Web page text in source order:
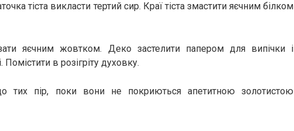
тіста викласти тертий сир. Краї тіста змастити яєчним білком
яєчним жовтком. Деко застелити папером для випічки і
Помістити в розігріту духовку.
до тих пір, поки вони не покриються апетитною золотистою